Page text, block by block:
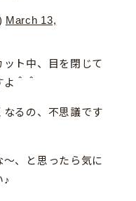
March 13,
ト中、目を閉じて
＾＾
なるの、不思議です
、と思ったら気に
♪